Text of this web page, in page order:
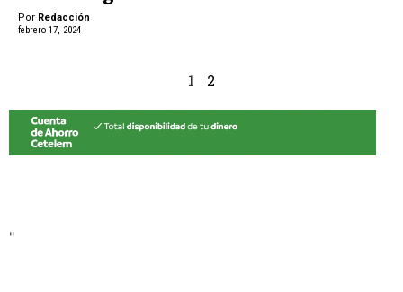
Por Redacción
febrero 17, 2024
1 2
"